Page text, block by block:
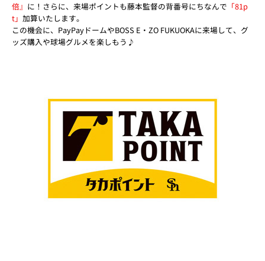
倍』 に！さらに、来場ポイントも藤本監督の背番号にちなんで 「81p
t」 加算いたします。
この機会に、PayPayドームやBOSS E・ZO FUKUOKAに来場して、グ
ッズ購入や球場グルメを楽しもう♪